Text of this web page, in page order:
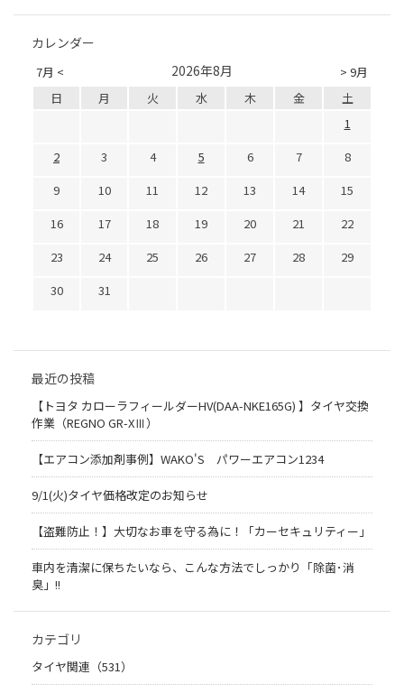
カレンダー
7月 < > 9月
2026年8月
日 月 火 水 木 金
土
1
2
3 4 5 6 7
8
9
10 11 12 13 14
15
16
17 18 19 20 21
22
23
24 25 26 27 28
29
30
31
最近の投稿
【トヨタ カローラフィールダーHV(DAA-NKE165G) 】タイヤ交換
作業（REGNO GR-XⅢ）
【エアコン添加剤事例】WAKO'S パワーエアコン1234
9/1(火)タイヤ価格改定のお知らせ
【盗難防止！】大切なお車を守る為に！「カーセキュリティー」
車内を清潔に保ちたいなら、こんな方法でしっかり「除菌･消
臭」!!
カテゴリ
タイヤ関連（531）